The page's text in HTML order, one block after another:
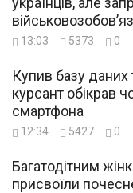
13:03 5373 0
Купив базу даних
курсант обікрав
смартфона
12:34 5427 0
Багатодітним
присвоїли